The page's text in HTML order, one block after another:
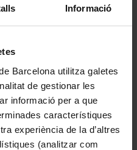
Informació
Barcelona utilitza galetes
de gestionar les
informació per a que
característiques
experiència de la d’altres
(analitzar com